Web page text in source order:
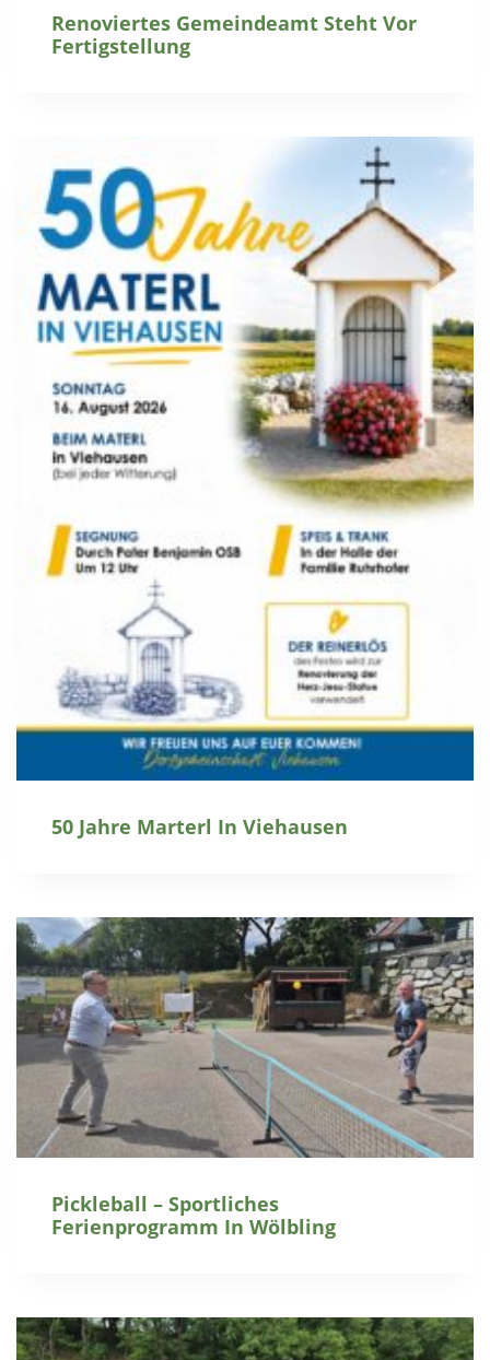
Renoviertes Gemeindeamt Steht Vor
Fertigstellung
50 Jahre Marterl In Viehausen
Pickleball – Sportliches
Ferienprogramm In Wölbling